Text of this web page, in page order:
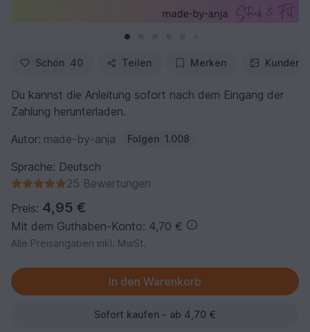
Schön 40 Teilen Merken
Du kannst die Anleitung sofort nach dem Eingang der
Zahlung herunterladen.
Autor: made-by-anja Folgen 1.008
Sprache: Deutsch
25 Bewertungen
Preis: 4,95 €
Mit dem Guthaben-Konto: 4,70 €
Alle Preisangaben inkl. MwSt.
Sofort kaufen - ab 4,70 €